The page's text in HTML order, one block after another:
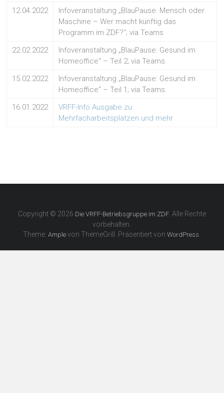
12.04.2022
Infoveranstaltung „BlauPause: Mensch oder
Maschine – Wer macht künftig das
Programm im ZDF?“; via Teams
22.02.2022
Infoveranstaltung „BlauPause: Gesund im
Homeoffice“ – Teil 2; via Teams.
15.02.2022
Infoveranstaltung „BlauPause: Gesund im
Homeoffice“ – Teil 1; via Teams.
16.01.2022
VRFF-Info Ausgabe zu
Mehrfacharbeitsplätzen und mehr
Copyright © 2026 Die VRFF-Betriebsgruppe im ZDF. Alle Rechte
vorbehalten.
Theme:Ample von ThemeGrill. Präsentiert vonWordPress